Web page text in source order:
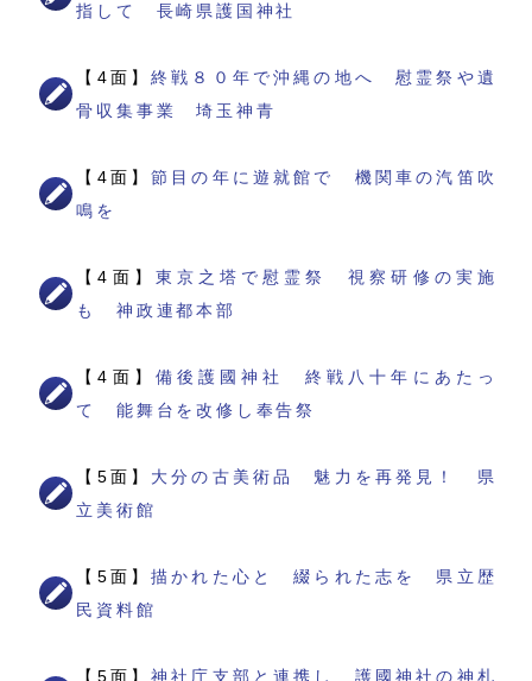
指して 長崎県護国神社
【4面】終戦８０年で沖縄の地へ 慰霊祭や遺
骨収集事業 埼玉神青
【4面】節目の年に遊就館で 機関車の汽笛吹
鳴を
【4面】 東京之塔で慰霊祭 視察研修の実施
も 神政連都本部
【4面】 備後護國神社 終戦八十年にあたっ
て 能舞台を改修し奉告祭
【5面】 大分の古美術品 魅力を再発見！ 県
立美術館
【5面】描かれた心と 綴られた志を 県立歴
民資料館
【5面】神社庁支部と連携し 護國神社の神札